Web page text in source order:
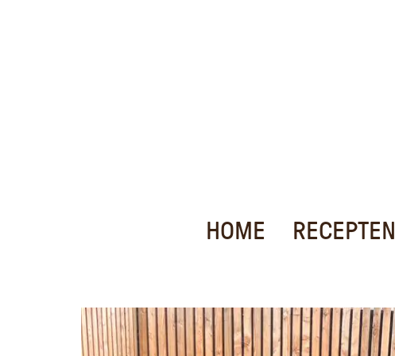
HOME RECEPTEN